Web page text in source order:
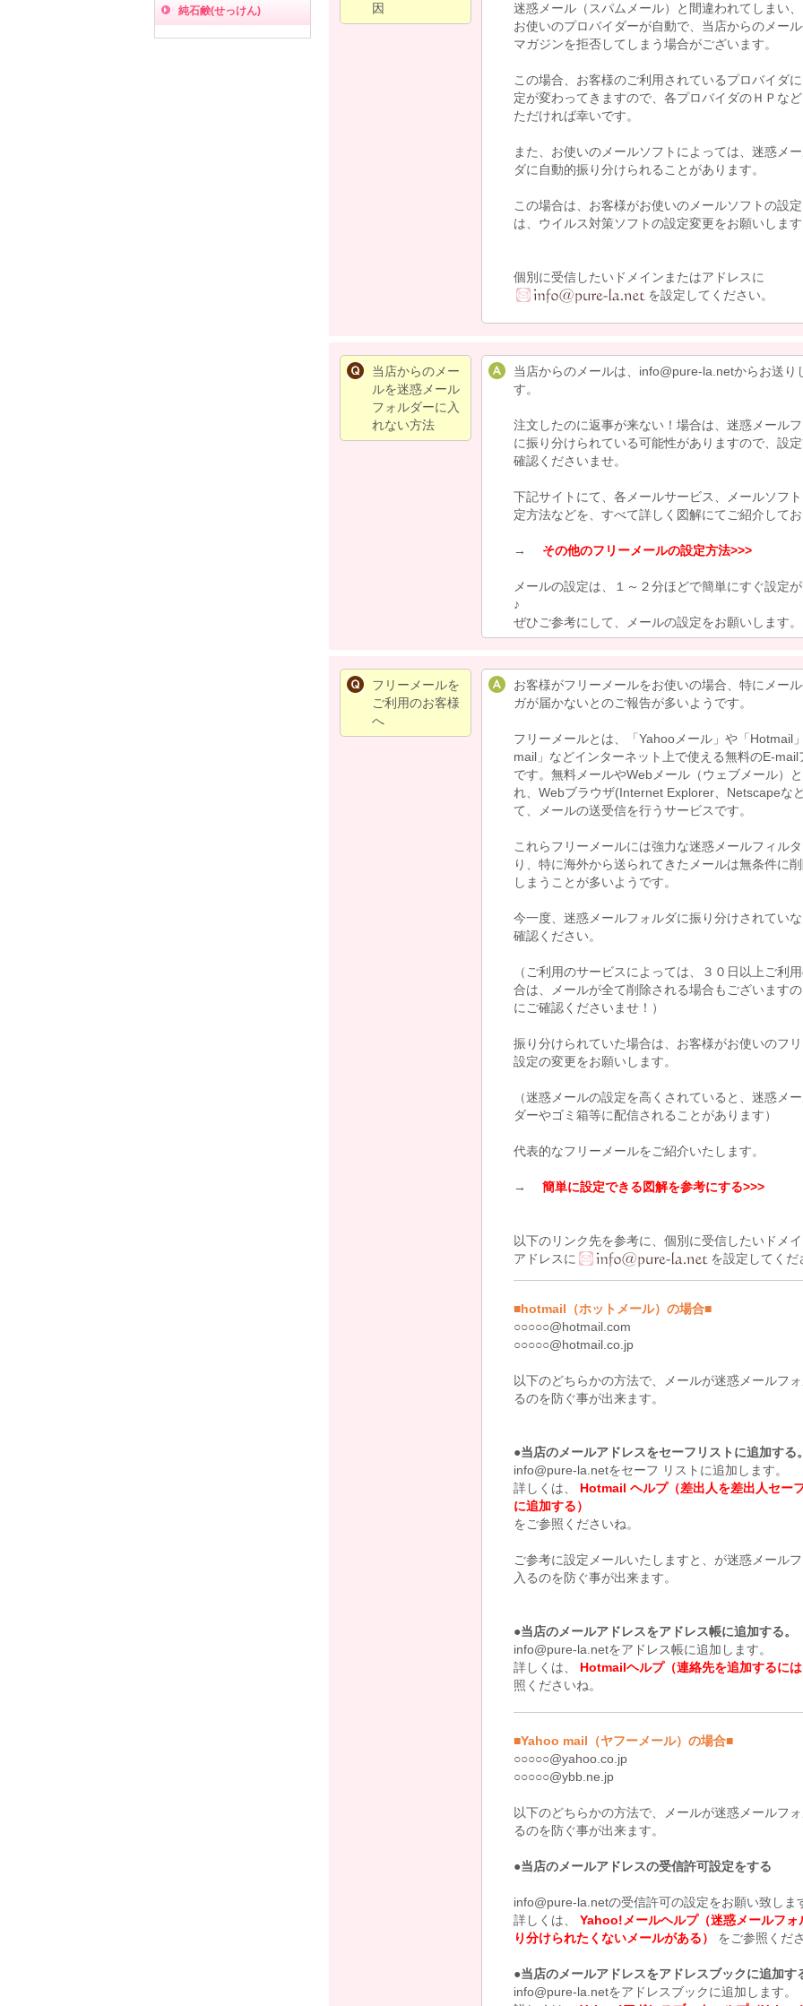
因
迷惑メール（スパムメール）と間違われてしまい
お使いのプロバイダーが自動で、当店からのメー
マガジンを拒否してしまう場合がございます。
この場合、お客様のご利用されているプロバイダ
定が変わってきますので、各プロバイダのＨＰな
ただければ幸いです。
また、お使いのメールソフトによっては、迷惑メ
ダに自動的振り分けられることがあります。
この場合は、お客様がお使いのメールソフトの設定
は、ウイルス対策ソフトの設定変更をお願いします
個別に受信したいドメインまたはアドレスに
を設定してください。
当店からのメー
ルを迷惑メール
フォルダーに入
れない方法
当店からのメールは、info@pure-la.netからお送り
す。
注文したのに返事が来ない！場合は、迷惑メール
に振り分けられている可能性がありますので、設
確認くださいませ。
下記サイトにて、各メールサービス、メールソフ
定方法などを、すべて詳しく図解にてご紹介してお
→ その他のフリーメールの設定方法>>>
メールの設定は、１～２分ほどで簡単にすぐ設定
♪
ぜひご参考にして、メールの設定をお願いします。
フリーメールを
ご利用のお客様
へ
お客様がフリーメールをお使いの場合、特にメー
ガが届かないとのご報告が多いようです。
フリーメールとは、「Yahooメール」や「Hotmail
mail」などインターネット上で使える無料のE-mail
です。無料メールやWebメール（ウェブメール）
れ、Webブラウザ(Internet Explorer、Netscapeな
て、メールの送受信を行うサービスです。
これらフリーメールには強力な迷惑メールフィル
り、特に海外から送られてきたメールは無条件に
しまうことが多いようです。
今一度、迷惑メールフォルダに振り分けされてい
確認ください。
（ご利用のサービスによっては、３０日以上ご利
合は、メールが全て削除される場合もございます
にご確認くださいませ！）
振り分けられていた場合は、お客様がお使いのフ
設定の変更をお願いします。
（迷惑メールの設定を高くされていると、迷惑メ
ダーやゴミ箱等に配信されることがあります）
代表的なフリーメールをご紹介いたします。
→ 簡単に設定できる図解を参考にする>>>
以下のリンク先を参考に、個別に受信したいドメ
アドレスに
を設定してくだ
■hotmail（ホットメール）の場合■
○○○○○@hotmail.com
○○○○○@hotmail.co.jp
以下のどちらかの方法で、メールが迷惑メールフ
るのを防ぐ事が出来ます。
●当店のメールアドレスをセーフリストに追加する。
info@pure-la.netをセーフ リストに追加します。
詳しくは、
Hotmail ヘルプ（差出人を差出人セー
に追加する）
をご参照くださいね。
ご参考に設定メールいたしますと、が迷惑メール
入るのを防ぐ事が出来ます。
●当店のメールアドレスをアドレス帳に追加する。
info@pure-la.netをアドレス帳に追加します。
詳しくは、
Hotmailヘルプ（連絡先を追加するには
照くださいね。
■Yahoo mail（ヤフーメール）の場合■
○○○○○@yahoo.co.jp
○○○○○@ybb.ne.jp
以下のどちらかの方法で、メールが迷惑メールフ
るのを防ぐ事が出来ます。
●当店のメールアドレスの受信許可設定をする
info@pure-la.netの受信許可の設定をお願い致しま
詳しくは、
Yahoo!メールヘルプ（迷惑メールフォ
り分けられたくないメールがある）
をご参照くだ
●当店のメールアドレスをアドレスブックに追加す
info@pure-la.netをアドレスブックに追加します。
純石鹸(せっけん)